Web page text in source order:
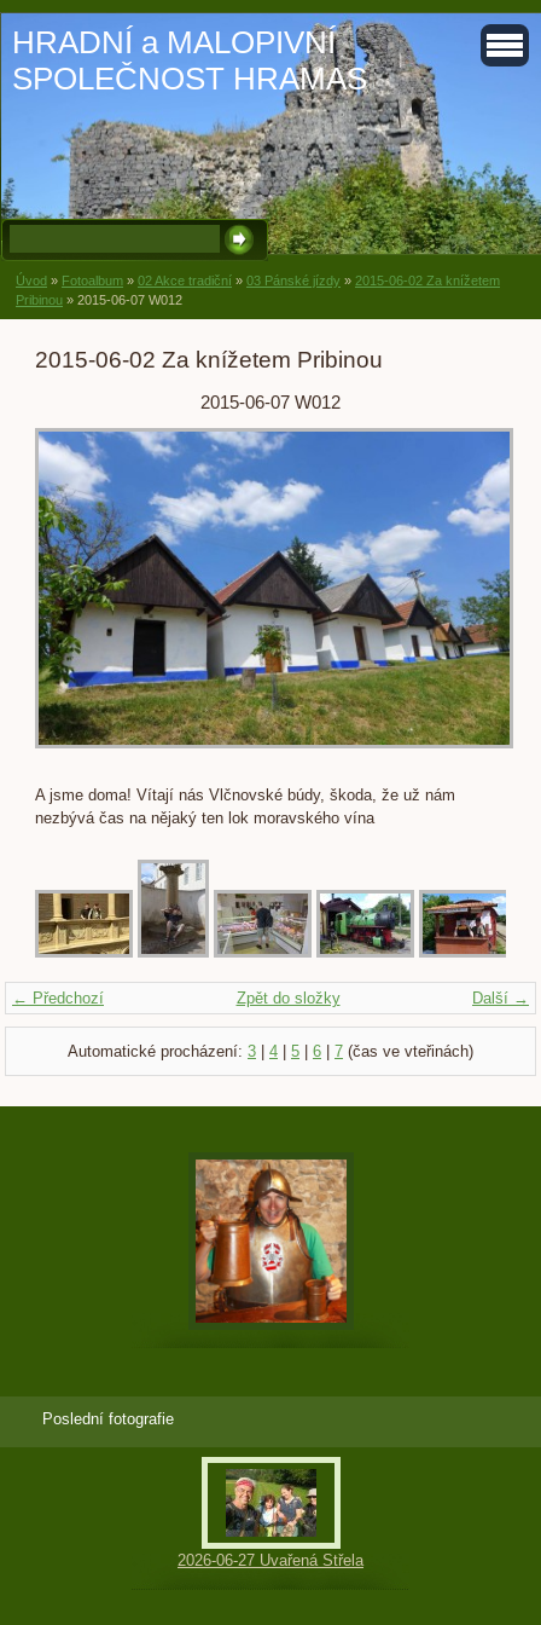
HRADNÍ a MALOPIVNÍ
SPOLEČNOST HRAMAS
Úvod » Fotoalbum » 02 Akce tradiční » 03 Pánské jízdy » 2015-06-02 Za knížetem
Pribinou » 2015-06-07 W012
2015-06-02 Za knížetem Pribinou
2015-06-07 W012
A jsme doma! Vítají nás Vlčnovské búdy, škoda, že už nám
nezbývá čas na nějaký ten lok moravského vína
← Předchozí Další →
Zpět do složky
Automatické procházení: 3 4 5 6 7 (čas ve vteřinách)
Poslední fotografie
2026-06-27 Uvařená Střela